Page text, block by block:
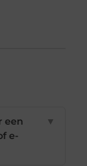
een
e-
▼